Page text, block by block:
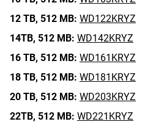
12 TB, 512 MB: WD122KRYZ
14TB, 512 MB: WD142KRYZ
16 TB, 512 MB: WD161KRYZ
18 TB, 512 MB: WD181KRYZ
20 TB, 512 MB: WD203KRYZ
22TB, 512 MB: WD221KRYZ